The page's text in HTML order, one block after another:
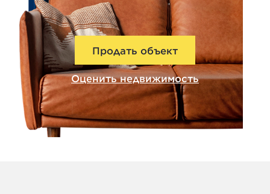
Продать объект
Оценить недвижимость